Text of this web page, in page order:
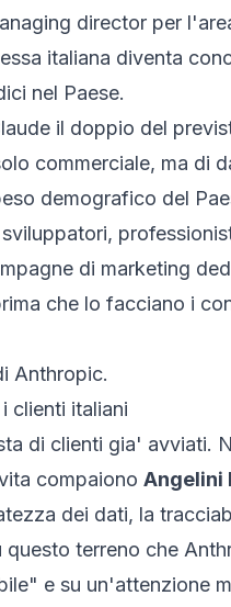
director per
italiana diventa
nel Paese.
il doppio del
commerciale, ma di
demografico del
di marketing
che lo facciano i
Anthropic.
clienti italiani
di clienti gia' avviati.
compaiono Angelini
dei dati, la
terreno che
e su un'attenzione